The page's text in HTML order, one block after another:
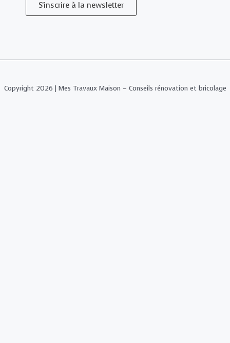
S'inscrire à la newsletter
Copyright 2026 | Mes Travaux Maison – Conseils rénovation et bricolage